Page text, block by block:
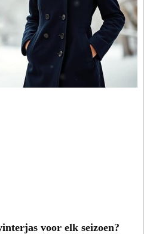
voor elk seizoen?